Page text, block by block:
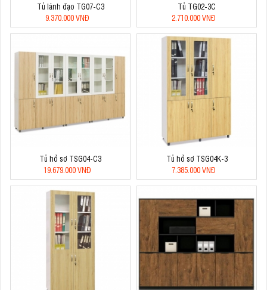
Tủ lãnh đạo TG07-C3
9.370.000 VNĐ
Tủ TG02-3C
2.710.000 VNĐ
Tủ hồ sơ TSG04-C3
19.679.000 VNĐ
Tủ hồ sơ TSG04K-3
7.385.000 VNĐ